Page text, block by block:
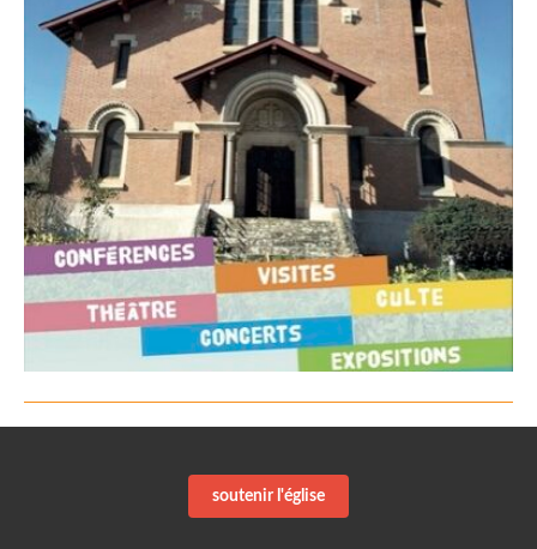
soutenir l'église